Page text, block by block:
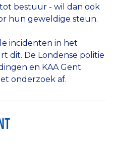
bestuur - wil dan ook
hun geweldige steun.
incidenten in het
dit. De Londense politie
en KAA Gent
onderzoek af.